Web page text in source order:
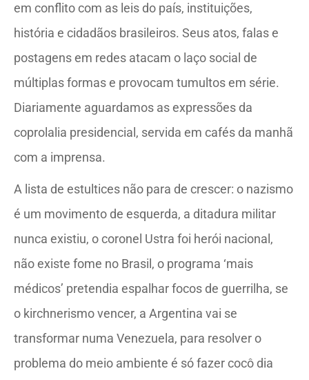
em conflito com as leis do país, instituições,
história e cidadãos brasileiros. Seus atos, falas e
postagens em redes atacam o laço social de
múltiplas formas e provocam tumultos em série.
Diariamente aguardamos as expressões da
coprolalia presidencial, servida em cafés da manhã
com a imprensa.
A lista de estultices não para de crescer: o nazismo
é um movimento de esquerda, a ditadura militar
nunca existiu, o coronel Ustra foi herói nacional,
não existe fome no Brasil, o programa ‘mais
médicos’ pretendia espalhar focos de guerrilha, se
o kirchnerismo vencer, a Argentina vai se
transformar numa Venezuela, para resolver o
problema do meio ambiente é só fazer cocô dia